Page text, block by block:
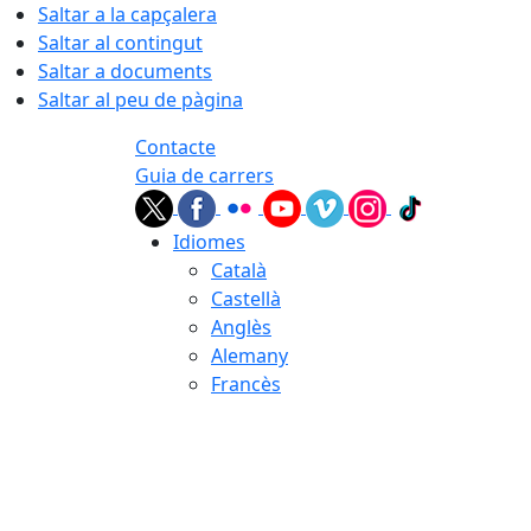
Saltar a la capçalera
Saltar al contingut
Saltar a documents
Saltar al peu de pàgina
Contacte
Guia de carrers
Idiomes
Català
Castellà
Anglès
Alemany
Francès